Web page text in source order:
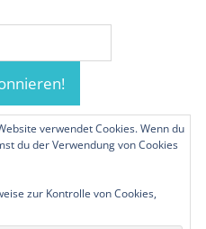
Alle
verwendet Cookies. Wenn du
du der Verwendung von Cookies
zur Kontrolle von Cookies,